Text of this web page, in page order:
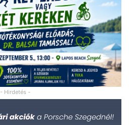
- Hirdetés -